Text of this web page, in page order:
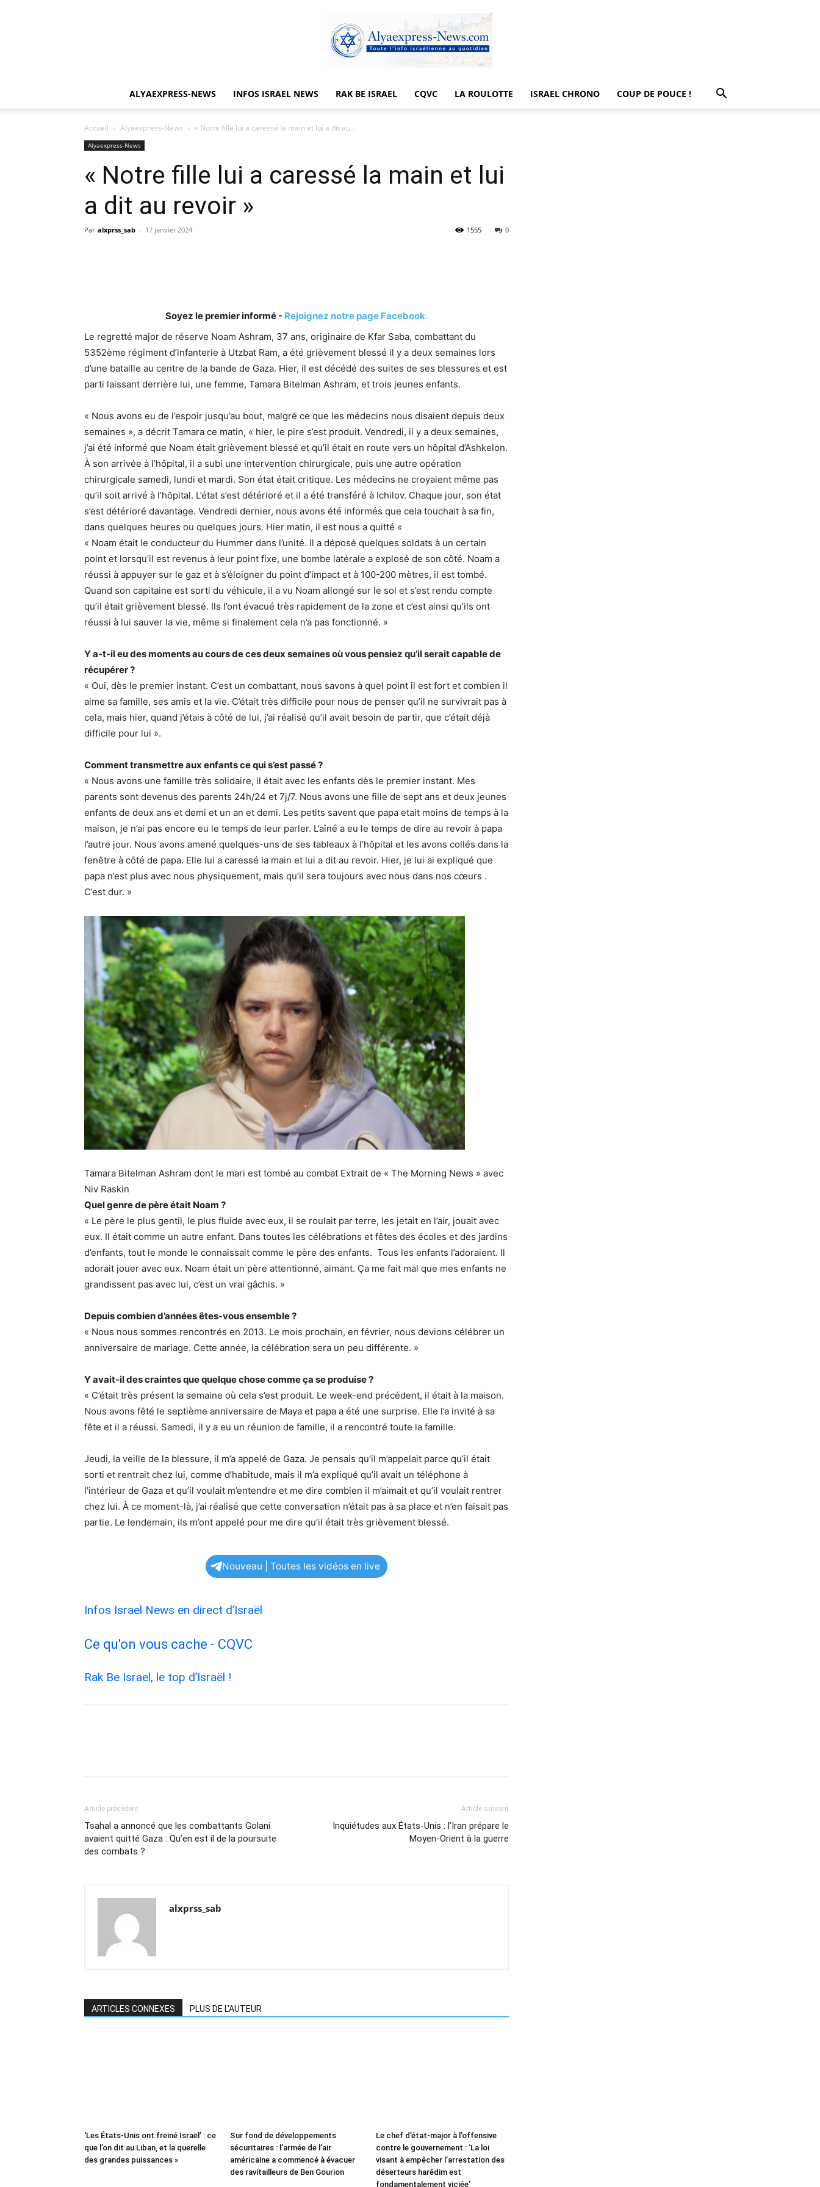
News
ALYAEXPRESS-NEWS INFOS ISRAEL NEWS RAK BE ISRAEL CQVC LA ROULOTTE ISRAEL CHRONO COUP DE POUCE !
Accueil Alyaexpress-News « Notre fille lui a caressé la main et lui a dit au...
Alyaexpress-News
« Notre fille lui a caressé la main et lui
a dit au revoir »
Par alxprss_sab - 17 janvier 2024 0
1555
Soyez le premier informé - Rejoignez notre page Facebook.
Le regretté major de réserve Noam Ashram, 37 ans, originaire de Kfar Saba, combattant du
5352ème régiment d’infanterie à Utzbat Ram, a été grièvement blessé il y a deux semaines lors
d’une bataille au centre de la bande de Gaza. Hier, il est décédé des suites de ses blessures et est
parti laissant derrière lui, une femme, Tamara Bitelman Ashram, et trois jeunes enfants.
« Nous avons eu de l’espoir jusqu’au bout, malgré ce que les médecins nous disaient depuis deux
semaines », a décrit Tamara ce matin, « hier, le pire s’est produit. Vendredi, il y a deux semaines,
j’ai été informé que Noam était grièvement blessé et qu’il était en route vers un hôpital d’Ashkelon.
À son arrivée à l’hôpital, il a subi une intervention chirurgicale, puis une autre opération
chirurgicale samedi, lundi et mardi. Son état était critique. Les médecins ne croyaient même pas
qu’il soit arrivé à l’hôpital. L’état s’est détérioré et il a été transféré à Ichilov. Chaque jour, son état
s’est détérioré davantage. Vendredi dernier, nous avons été informés que cela touchait à sa fin,
dans quelques heures ou quelques jours. Hier matin, il est nous a quitté «
« Noam était le conducteur du Hummer dans l’unité. Il a déposé quelques soldats à un certain
point et lorsqu’il est revenus à leur point fixe, une bombe latérale a explosé de son côté. Noam a
réussi à appuyer sur le gaz et à s’éloigner du point d’impact et à 100-200 mètres, il est tombé.
Quand son capitaine est sorti du véhicule, il a vu Noam allongé sur le sol et s’est rendu compte
qu’il était grièvement blessé. Ils l’ont évacué très rapidement de la zone et c’est ainsi qu’ils ont
réussi à lui sauver la vie, même si finalement cela n’a pas fonctionné. »
Y a-t-il eu des moments au cours de ces deux semaines où vous pensiez qu’il serait capable de
récupérer ?
« Oui, dès le premier instant. C’est un combattant, nous savons à quel point il est fort et combien il
aime sa famille, ses amis et la vie. C’était très difficile pour nous de penser qu’il ne survivrait pas à
cela, mais hier, quand j’étais à côté de lui, j’ai réalisé qu’il avait besoin de partir, que c’était déjà
difficile pour lui ».
Comment transmettre aux enfants ce qui s’est passé ?
« Nous avons une famille très solidaire, il était avec les enfants dès le premier instant. Mes
parents sont devenus des parents 24h/24 et 7j/7. Nous avons une fille de sept ans et deux jeunes
enfants de deux ans et demi et un an et demi. Les petits savent que papa etait moins de temps à la
maison, je n’ai pas encore eu le temps de leur parler. L’aîné a eu le temps de dire au revoir à papa
l’autre jour. Nous avons amené quelques-uns de ses tableaux à l’hôpital et les avons collés dans la
fenêtre à côté de papa. Elle lui a caressé la main et lui a dit au revoir. Hier, je lui ai expliqué que
papa n’est plus avec nous physiquement, mais qu’il sera toujours avec nous dans nos cœurs .
C’est dur. »
Tamara Bitelman Ashram dont le mari est tombé au combat Extrait de « The Morning News » avec
Niv Raskin
Quel genre de père était Noam ?
« Le père le plus gentil, le plus fluide avec eux, il se roulait par terre, les jetait en l’air, jouait avec
eux. Il était comme un autre enfant. Dans toutes les célébrations et fêtes des écoles et des jardins
d’enfants, tout le monde le connaissait comme le père des enfants. Tous les enfants l’adoraient. Il
adorait jouer avec eux. Noam était un père attentionné, aimant. Ça me fait mal que mes enfants ne
grandissent pas avec lui, c’est un vrai gâchis. »
Depuis combien d’années êtes-vous ensemble ?
« Nous nous sommes rencontrés en 2013. Le mois prochain, en février, nous devions célébrer un
anniversaire de mariage. Cette année, la célébration sera un peu différente. »
Y avait-il des craintes que quelque chose comme ça se produise ?
« C’était très présent la semaine où cela s’est produit. Le week-end précédent, il était à la maison.
Nous avons fêté le septième anniversaire de Maya et papa a été une surprise. Elle l’a invité à sa
fête et il a réussi. Samedi, il y a eu un réunion de famille, il a rencontré toute la famille.
Jeudi, la veille de la blessure, il m’a appelé de Gaza. Je pensais qu’il m’appelait parce qu’il était
sorti et rentrait chez lui, comme d’habitude, mais il m’a expliqué qu’il avait un téléphone à
l’intérieur de Gaza et qu’il voulait m’entendre et me dire combien il m’aimait et qu’il voulait rentrer
chez lui. À ce moment-là, j’ai réalisé que cette conversation n’était pas à sa place et n’en faisait pas
partie. Le lendemain, ils m’ont appelé pour me dire qu’il était très grièvement blessé.
Nouveau | Toutes les vidéos en live
Infos Israel News en direct d’Israël
Ce qu'on vous cache - CQVC
Rak Be Israel, le top d’Israël !
Article précédent
Tsahal a annoncé que les combattants Golani
avaient quitté Gaza : Qu’en est il de la poursuite
des combats ?
Article suivant
Inquiétudes aux États-Unis : l’Iran prépare le
Moyen-Orient à la guerre
alxprss_sab
ARTICLES CONNEXES PLUS DE L'AUTEUR
‘Les États-Unis ont freiné Israël’ : ce
que l’on dit au Liban, et la querelle
des grandes puissances »
Sur fond de développements
sécuritaires : l’armée de l’air
américaine a commencé à évacuer
des ravitailleurs de Ben Gourion
Le chef d’état-major à l’offensive
contre le gouvernement : ‘La loi
visant à empêcher l’arrestation des
déserteurs harédim est
fondamentalement viciée’